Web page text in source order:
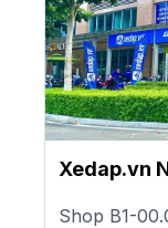
Xedap.vn
Shop B1-